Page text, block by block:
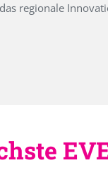
regionale